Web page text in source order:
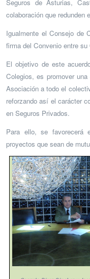
Seguros de Asturias,
colaboración que redunden
Igualmente el Consejo de
firma del Convenio entre
El objetivo de este
Colegios, es promover
Asociación a todo el
reforzando así el carácter
en Seguros Privados.
Para ello, se favorecerá
proyectos que sean de